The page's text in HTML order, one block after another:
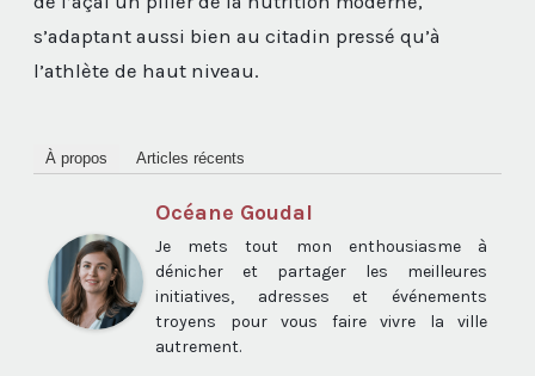
s’adaptant aussi bien au citadin pressé qu’à
l’athlète de haut niveau.
À propos Articles récents
Océane Goudal
Je mets tout mon enthousiasme à
dénicher et partager les meilleures
initiatives, adresses et événements
troyens pour vous faire vivre la ville
autrement.